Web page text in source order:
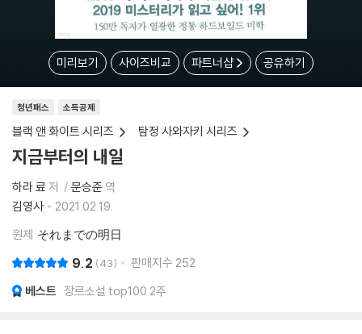
미리보기 사이즈비교 파트너샵 공유하기
소득공제
청년패스
블랙 앤 화이트 시리즈 탐정 사와자키 시리즈
지금부터의 내일
하라 료 저 문승준 역
김영사
2021.02.19.
원제 それまでの明日
9.2 43 판매지수 252
베스트 장르소설 top100 2주